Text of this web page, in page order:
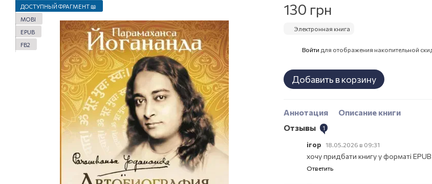
ДОСТУПНЫЙ ФРАГМЕНТ 📖
MOBI
EPUB
FB2
130 грн
Электронная книга
Войти для отображения накопительной
Добавить в корзину
Аннотация
Описание книги
Отзывы
1
ігор 18.05.2026 в 09:31
хочу придбати книгу у форматі
Ответить